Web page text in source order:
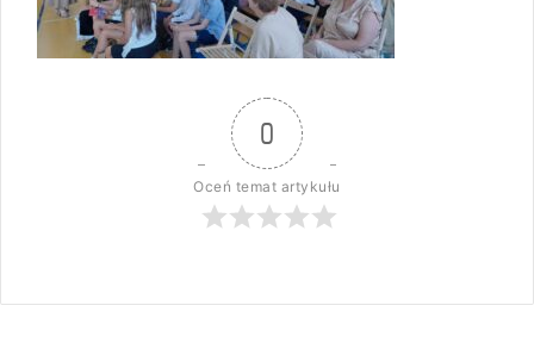
0
Oceń temat artykułu